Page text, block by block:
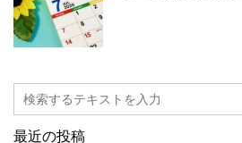
最近の投稿